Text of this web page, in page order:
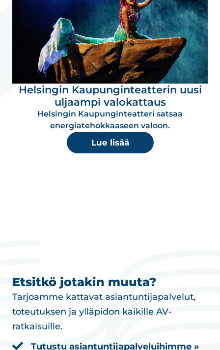
Helsingin Kaupunginteatterin uusi
uljaampi valokattaus
Helsingin Kaupunginteatteri satsaa
energiatehokkaaseen valoon.
Lue lisää
Etsitkö jotakin muuta?
Tarjoamme kattavat asiantuntijapalvelut,
toteutuksen ja ylläpidon kaikille AV-
ratkaisuille.
Tutustu asiantuntijapalveluihimme »